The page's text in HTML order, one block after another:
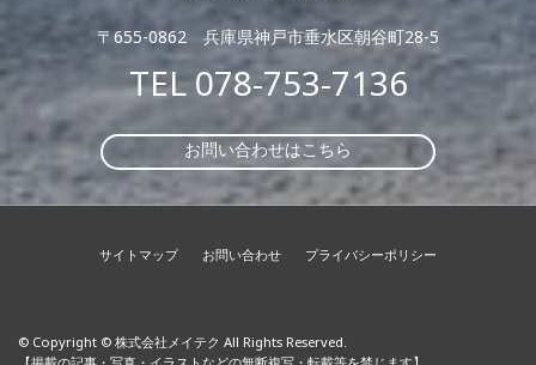
〒655-0862 兵庫県神戸市垂水区朝谷町28-5
TEL078-753-7136
お問い合わせはこちら
サイトマップ お問い合わせ プライバシーポリシー
© Copyright © 株式会社メイテク All Rights Reserved.